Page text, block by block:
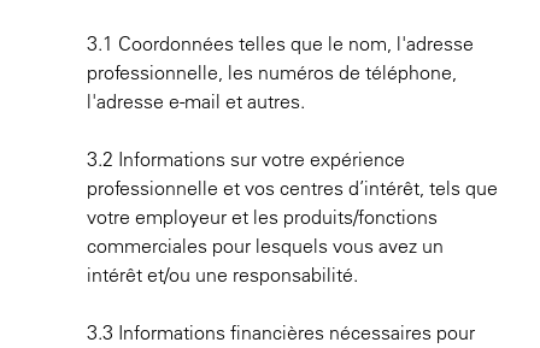
3.1 Coordonnées telles que le nom, l'adresse
professionnelle, les numéros de téléphone,
l'adresse e-mail et autres.
3.2 Informations sur votre expérience
professionnelle et vos centres d’intérêt, tels que
votre employeur et les produits/fonctions
commerciales pour lesquels vous avez un
intérêt et/ou une responsabilité.
3.3 Informations financières nécessaires pour